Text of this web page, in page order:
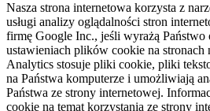
Nasza strona internetowa korzysta z
usługi analizy oglądalności stron
firmę Google Inc., jeśli wyrażą
ustawieniach plików cookie na stronach
Analytics stosuje pliki cookie, pliki
na Państwa komputerze i umożliwiają
Państwa ze strony internetowej.
cookie na temat korzystania ze strony